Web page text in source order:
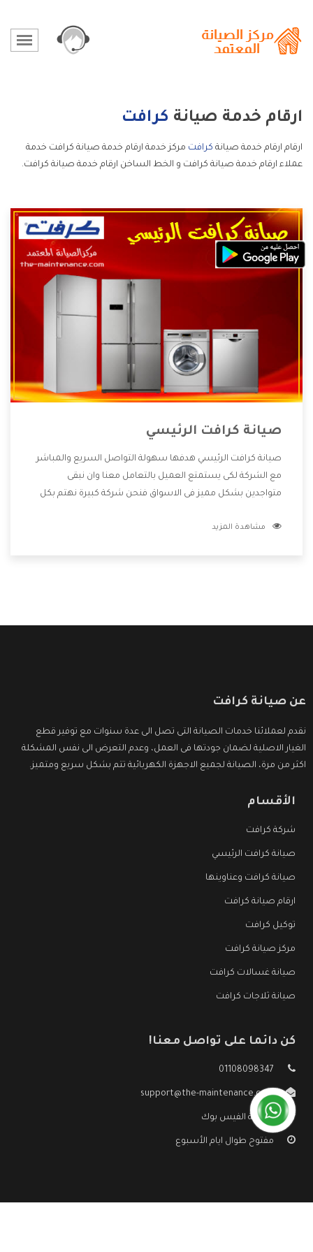
ارقام خدمة صيانة كرافت
ارقام ارقام خدمة صيانة كرافت مركز خدمة ارقام خدمة صيانة كرافت خدمة
عملاء ارقام خدمة صيانة كرافت و الخط الساخن ارقام خدمة صيانة كرافت.
صيانة كرافت الرئيسي
صيانة كرافت الرئيسي هدفها سهولة التواصل السريع والمباشر
مع الشركة لكى يستمتع العميل بالتعامل معنا وان نبقى
متواجدين بشكل مميز فى الاسواق فنحن شركة كبيرة نهتم بكل
الشركة بها والتى تكون منها خدمة الصيانة التى تكون من أهم
مشاهدة المزيد
عن صيانة كرافت
نقدم لعملائنا خدمات الصيانة التى تصل الى عدة سنوات مع توفير قطع
الغيار الاصلية لضمان جودتها فى العمل، وعدم التعرض الى نفس المشكلة
اكثر من مرة، الصيانة لجميع الاجهزة الكهربائية تتم بشكل سريع ومتميز.
الأقسام
شركة كرافت
صيانة كرافت الرئيسي
صيانة كرافت وعناوينها
ارقام صيانة كرافت
توكيل كرافت
مركز صيانة كرافت
صيانة غسالات كرافت
صيانة ثلاجات كرافت
كن دائما على تواصل معنا!
01108098347
support@the-maintenance.com
صفحة الفيس بوك
مفتوح طوال ايام الأسبوع